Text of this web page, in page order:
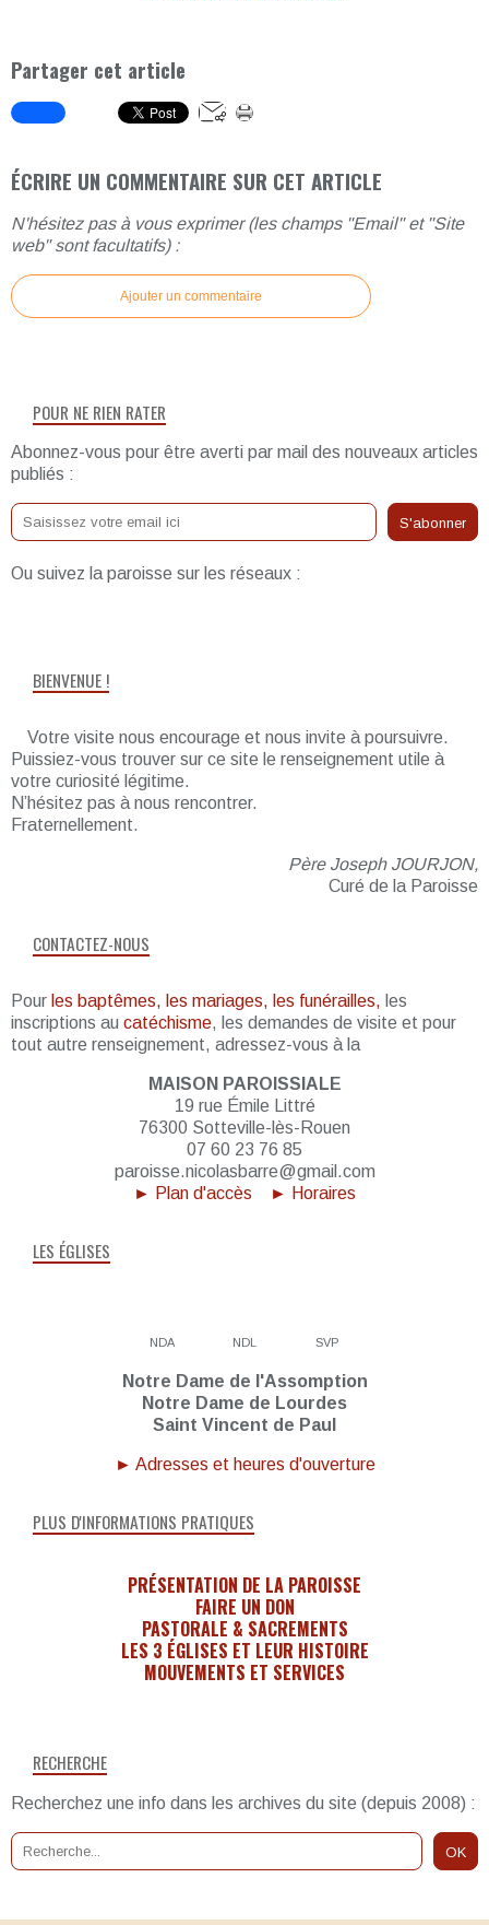
Partager cet article
ÉCRIRE UN COMMENTAIRE SUR CET ARTICLE
N'hésitez pas à vous exprimer (les champs "Email" et "Site
web" sont facultatifs) :
Ajouter un commentaire
POUR NE RIEN RATER
Abonnez-vous pour être averti par mail des nouveaux articles
publiés :
Ou suivez la paroisse sur les réseaux :
RECHERCHE
Recherchez une info dans les archives du site (depuis 2008) :
BIENVENUE !
Votre visite nous encourage et nous invite à poursuivre.
Puissiez-vous trouver sur ce site le renseignement utile à
votre curiosité légitime.
N’hésitez pas à nous rencontrer.
Fraternellement.
Père Joseph JOURJON,
Curé de la Paroisse
CONTACTEZ-NOUS
Pour les baptêmes, les mariages, les funérailles, les
inscriptions au catéchisme, les demandes de visite et pour
tout autre renseignement, adressez-vous à la
MAISON PAROISSIALE
19 rue Émile Littré
76300 Sotteville-lès-Rouen
07 60 23 76 85
paroisse.nicolasbarre@gmail.com
► Plan d'accès
► Horaires
LES ÉGLISES
NDA NDL SVP
Notre Dame de l'Assomption
Notre Dame de Lourdes
Saint Vincent de Paul
► Adresses et heures d'ouverture
PLUS D'INFORMATIONS PRATIQUES
PRÉSENTATION DE LA PAROISSE
FAIRE UN DON
PASTORALE & SACREMENTS
LES 3 ÉGLISES ET LEUR HISTOIRE
MOUVEMENTS ET SERVICES